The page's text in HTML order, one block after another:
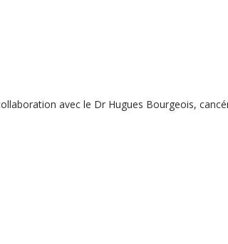
avec le Dr Hugues Bourgeois,